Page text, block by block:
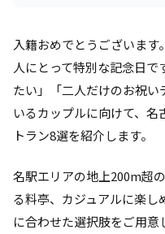
入籍おめでとうございま
人にとって特別な記念日
たい」「二人だけのお祝い
いるカップルに向けて、
トラン8選を紹介します。
名駅エリアの地上200m超
る料亭、カジュアルに楽し
に合わせた選択肢をご用